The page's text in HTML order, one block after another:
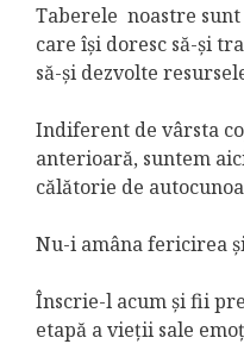
Taberele noastre
care își doresc să-și
să-și dezvolte
Indiferent de vârsta
anterioară, suntem
călătorie de
Nu-i amâna fericirea
Înscrie-l acum și fii
etapă a vieții sale